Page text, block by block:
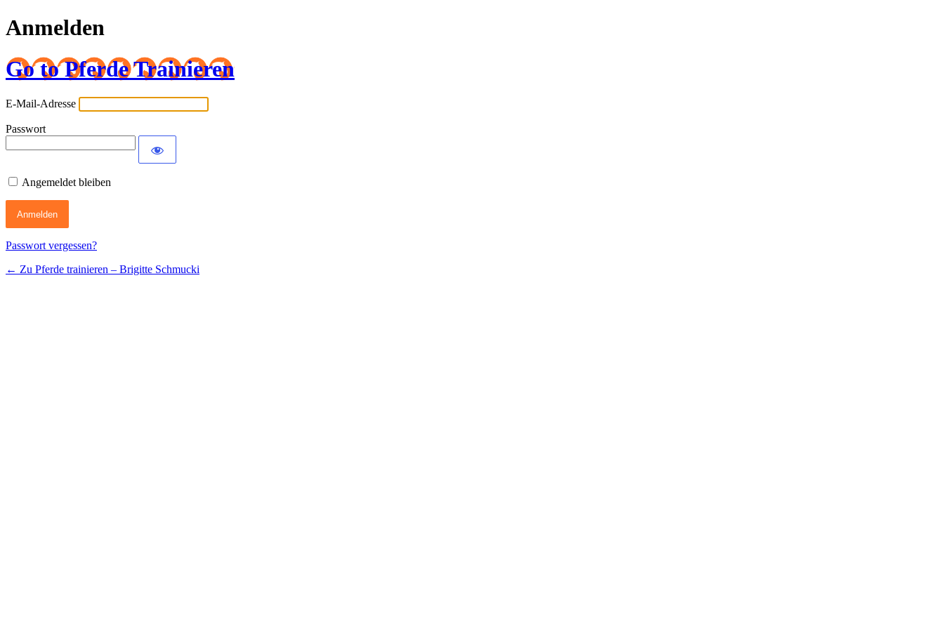
Anmelden
Go to Pferde Trainieren
E-Mail-Adresse
Passwort
Angemeldet bleiben
Passwort vergessen?
← Zu Pferde trainieren – Brigitte Schmucki